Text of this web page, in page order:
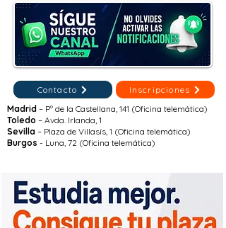
Contacto
Inscripciones
Madrid – Pº de la Castellana, 141 (Oficina telemática)
Toledo – Avda. Irlanda, 1
Sevilla – Plaza de Villasís, 1 (Oficina telemática)
Burgos - Luna, 72 (Oficina telemática)